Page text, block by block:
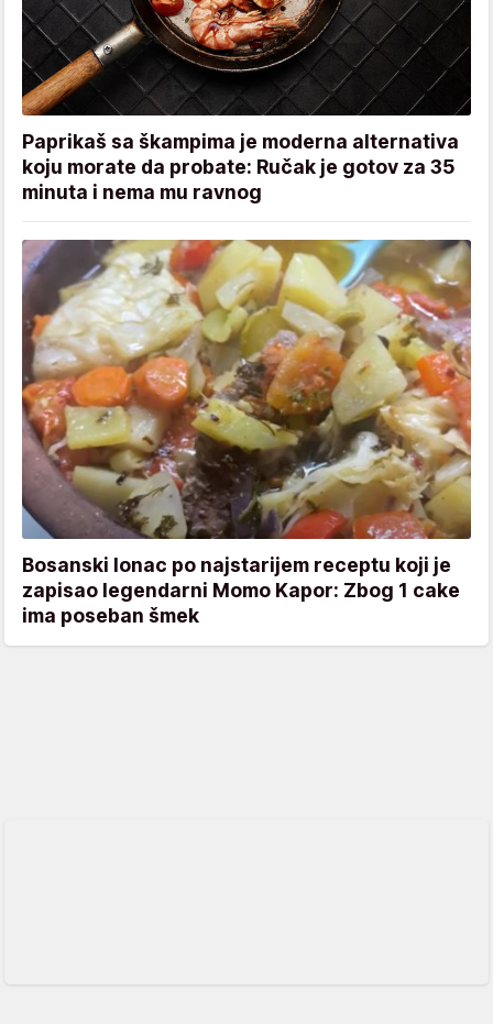
Paprikaš sa škampima je moderna alternativa
koju morate da probate: Ručak je gotov za 35
minuta i nema mu ravnog
Bosanski lonac po najstarijem receptu koji je
zapisao legendarni Momo Kapor: Zbog 1 cake
ima poseban šmek